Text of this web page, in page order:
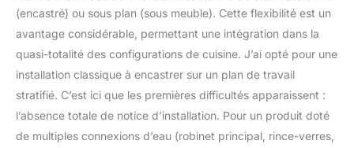
robinet multifonction,
de la température et du
débit via un bouton
rotatif.
(encastré) ou sous plan (sous meuble). Cette flexibilité est un
avantage considérable, permettant une intégration dans la
quasi-totalité des configurations de cuisine. J’ai opté pour une
installation classique à encastrer sur un plan de travail
stratifié. C’est ici que les premières difficultés apparaissent :
l’absence totale de notice d’installation. Pour un produit doté
de multiples connexions d’eau (robinet principal, rince-verres,